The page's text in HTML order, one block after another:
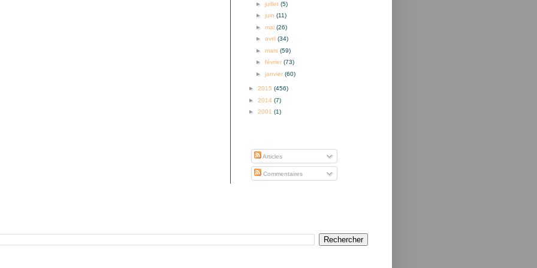
► juillet (5)
► juin (11)
► mai (26)
► avril (34)
► mars (59)
► février (73)
► janvier (60)
► 2015 (456)
► 2014 (7)
► 2001 (1)
Articles
Commentaires